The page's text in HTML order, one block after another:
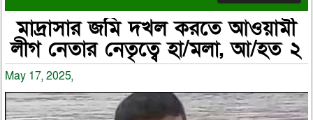
মাদ্রাসার জমি দখল করতে আওয়ামী
লীগ নেতার নেতৃত্বে হা/মলা, আ/হত ২
May 17, 2025,